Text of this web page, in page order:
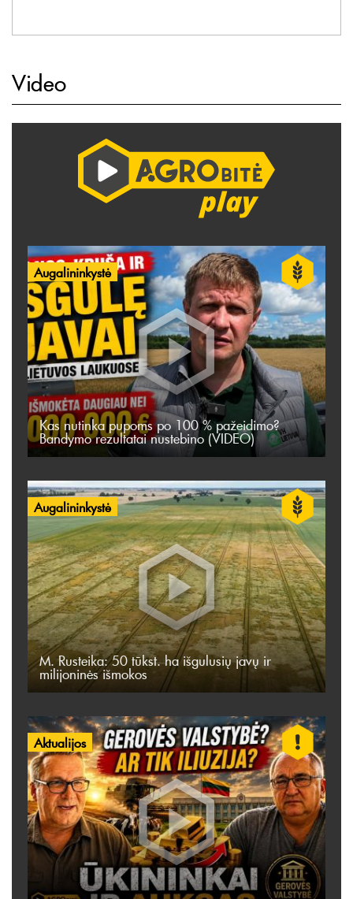
Video
Augalininkystė
Kas nutinka pupoms po 100 % pažeidimo?
Bandymo rezultatai nustebino (VIDEO)
Augalininkystė
M. Rusteika: 50 tūkst. ha išgulusių javų ir
milijoninės išmokos
Aktualijos